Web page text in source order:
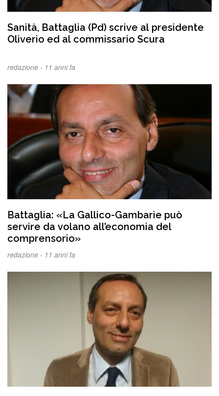
Sanità, Battaglia (Pd) scrive al presidente
Oliverio ed al commissario Scura
redazione - 11 anni fa
Battaglia: «La Gallico-Gambarie può
servire da volano all’economia del
comprensorio»
redazione - 11 anni fa